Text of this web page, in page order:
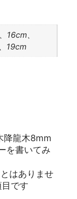
16cm、
19cm
降龍木8mm
を書いてみ
はありませ
です